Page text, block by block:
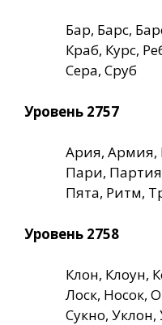
Бар, Барс,
Краб, Курс,
Сера, Сруб
Уровень 2757
Ария,
Пари,
Пята, Ритм,
Уровень 2758
Клон, Клоун,
Лоск, Носок,
Сукно, Уклон,